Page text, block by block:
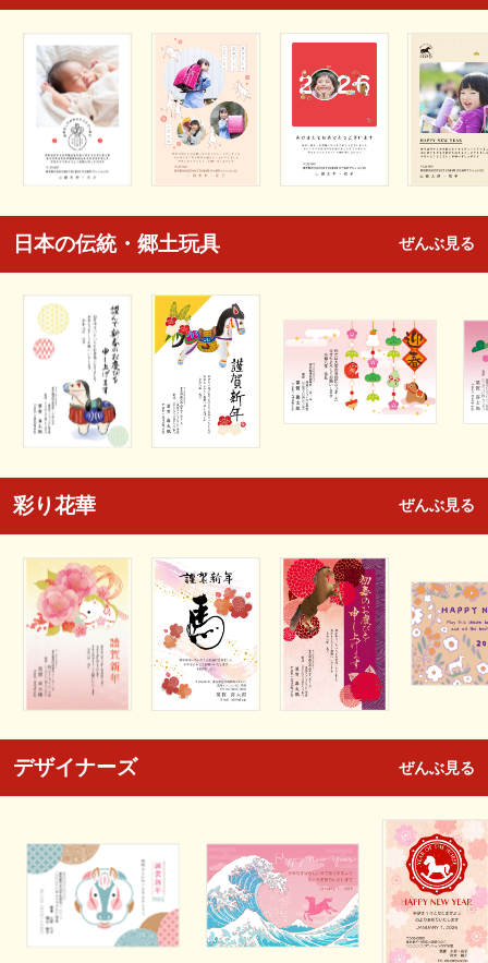
日本の伝統・郷土玩具 ぜんぶ見る
彩り花華 ぜんぶ見る
デザイナーズ ぜんぶ見る